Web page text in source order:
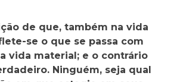
de que, também na vida
se o que se passa com
vida material; e o contrário
Ninguém, seja qual